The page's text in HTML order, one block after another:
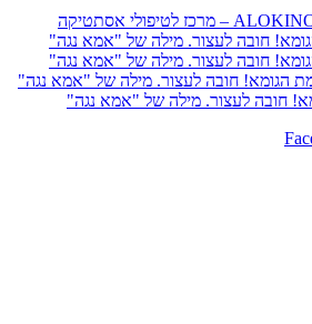
חובה לעצור. מילה של "אמא נגה"
חובה לעצור. מילה של "אמא נגה"
הגומא! חובה לעצור. מילה של "אמא נגה"
חובה לעצור. מילה של "אמא נגה"